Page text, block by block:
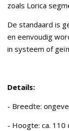
zoals Lorica
De standaard is
en eenvoudig
in systeem of
Details:
- Breedte:
- Hoogte: ca. 110